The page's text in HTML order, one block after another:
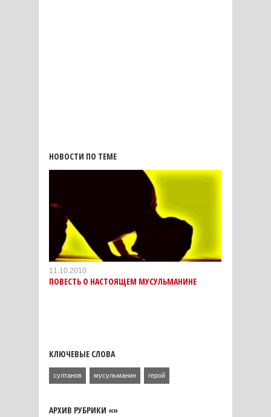
НОВОСТИ ПО ТЕМЕ
11.10.2010
ПОВЕСТЬ О НАСТОЯЩЕМ МУСУЛЬМАНИНЕ
КЛЮЧЕВЫЕ СЛОВА
султанов мусульманин герой
АРХИВ РУБРИКИ «»